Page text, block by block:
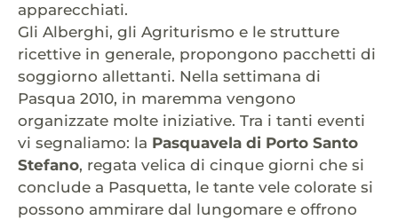
apparecchiati.
Gli Alberghi, gli Agriturismo e le strutture
ricettive in generale, propongono pacchetti di
soggiorno allettanti. Nella settimana di
Pasqua 2010, in maremma vengono
organizzate molte iniziative. Tra i tanti eventi
vi segnaliamo: la Pasquavela di Porto Santo
Stefano, regata velica di cinque giorni che si
conclude a Pasquetta, le tante vele colorate si
possono ammirare dal lungomare e offrono